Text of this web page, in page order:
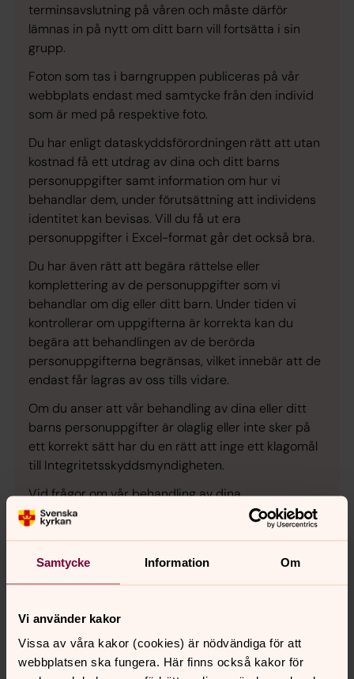
Samtycke Information Om
Vi använder kakor
Vissa av våra kakor (cookies) är nödvändiga för att
webbplatsen ska fungera. Här finns också kakor för
terminsavslutning på våren och måste därför
lämnas in på nytt om ditt barn vill fortsätta i sin
grupp.
Foton som tas i barngruppen publiceras på vår
webbplats endast med samtycke från den individ
som är med på respektive foto.
Du har enligt dataskyddsförordningen rätt att utan
kostnad få ett utdrag av dina och ditt barns
personuppgifter samt information om hur vi
behandlar dem, under förutsättning att individens
identitet kan bevisas. Vill du få ut era
personuppgifter i Excel-format går det också bra.
Du har även rätt att begära rättelse eller
komplettering av de personuppgifter som vi
behandlar om dig eller ditt barn. Under tiden vi
kontrollerar om uppgifterna är korrekta kan du
begära att behandlingen av de berörda
personuppgifterna begränsas, vilket innebär att de
endast får lagras av oss tills vidare.
Om du anser att vår behandling av dina eller ditt
barns personuppgifter är olaglig eller inte sker på
ett korrekt sätt har du en rätt att inge ett klagomål
till Integritetsskyddsmyndigheten.
Vid frågor om vår behandling av dina
personuppgifter kan du
höra av dig till oss.